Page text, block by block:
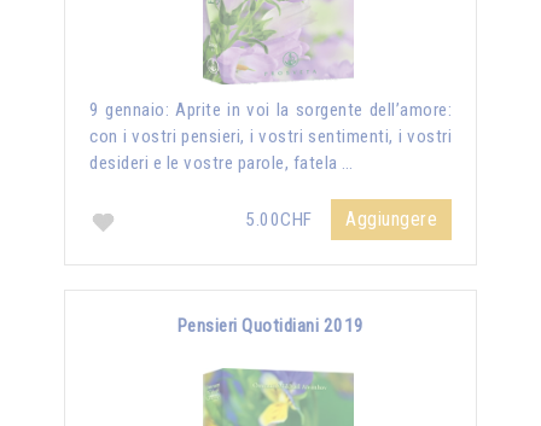
9 gennaio: Aprite in voi la sorgente dell’amore:
con i vostri pensieri, i vostri sentimenti, i vostri
desideri e le vostre parole, fatela …
5.00CHF Aggiungere
Pensieri Quotidiani 2019